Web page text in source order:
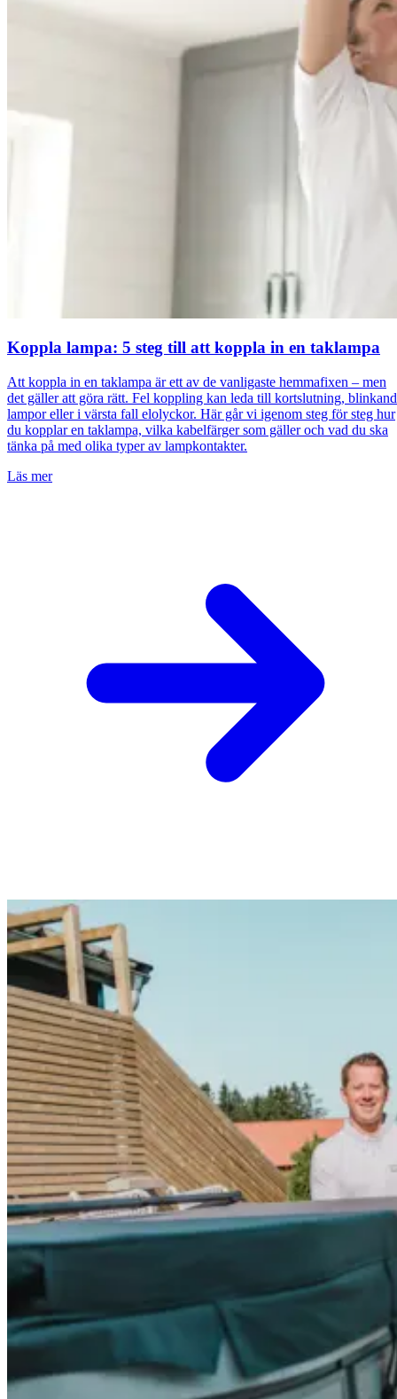
Koppla lampa: 5 steg till att koppla in en taklampa
Att koppla in en taklampa är ett av de vanligaste hemmafixen – men
det gäller att göra rätt. Fel koppling kan leda till kortslutning,
lampor eller i värsta fall elolyckor. Här går vi igenom steg för steg hur
du kopplar en taklampa, vilka kabelfärger som gäller och vad du ska
tänka på med olika typer av lampkontakter.
Läs mer